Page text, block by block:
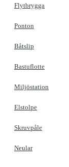
Flytbrygga
Ponton
Båtslip
Bastuflotte
Miljöstation
Elstolpe
Skruvpåle
Neular